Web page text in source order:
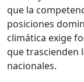
que la
posiciones
climática exige
que trascienden
nacionales.